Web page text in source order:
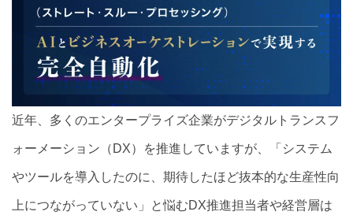
近年、多くのエンタープライズ企業がデジタルトランスフ
ォーメーション（DX）を推進していますが、「システム
やツールを導入したのに、期待したほど抜本的な生産性向
上につながっていない」と悩むDX推進担当者や経営層は